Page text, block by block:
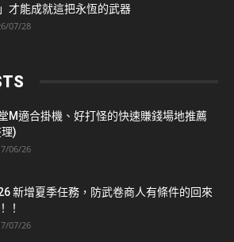
才能成就這把永恆的武器
07/28
M適合掛機、好打怪的快速賺錢場地推薦
)
06/26
新增夏季任務，防武卷商人有條件的回來
！
07/26